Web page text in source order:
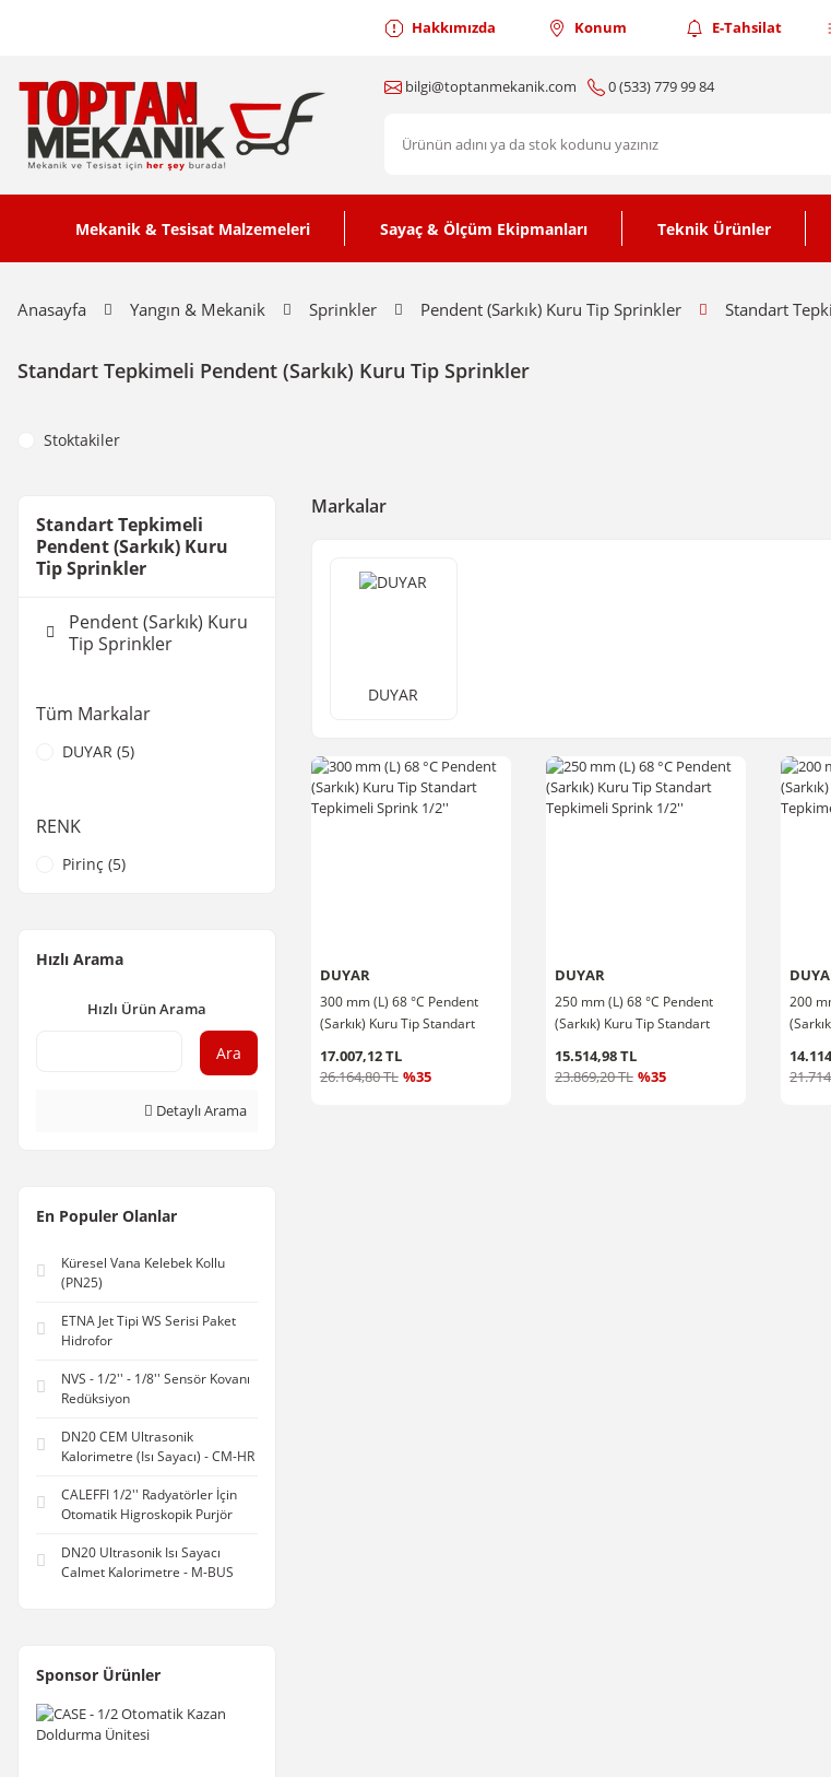
Hakkımızda Konum E-Tahsilat
bilgi@toptanmekanik.com 0 (533) 779 99 84
Mekanik & Tesisat Malzemeleri Sayaç & Ölçüm Ekipmanları Teknik Ürünler
Anasayfa Yangın & Mekanik Sprinkler Pendent (Sarkık) Kuru Tip Sprinkler Standart
Standart Tepkimeli Pendent (Sarkık) Kuru Tip Sprinkler
Stoktakiler
Standart Tepkimeli
Pendent (Sarkık) Kuru
Tip Sprinkler
Pendent (Sarkık) Kuru
Tip Sprinkler
Tüm Markalar
DUYAR (5)
RENK
Pirinç (5)
Hızlı Arama
Hızlı Ürün Arama
Ara
Detaylı Arama
En Populer Olanlar
Küresel Vana Kelebek Kollu
(PN25)
ETNA Jet Tipi WS Serisi Paket
Hidrofor
NVS - 1/2'' - 1/8'' Sensör Kovanı
Redüksiyon
DN20 CEM Ultrasonik
Kalorimetre (Isı Sayacı) - CM-HR
CALEFFI 1/2'' Radyatörler İçin
Otomatik Higroskopik Purjör
DN20 Ultrasonik Isı Sayacı
Calmet Kalorimetre - M-BUS
Sponsor Ürünler
Markalar
DUYAR
DUYAR
300 mm (L) 68 °C Pendent
(Sarkık) Kuru Tip Standart
17.007,12 TL
26.164,80 TL %35
DUYAR
250 mm (L) 68 °C Pendent
(Sarkık) Kuru Tip Standart
15.514,98 TL
23.869,20 TL %35
200